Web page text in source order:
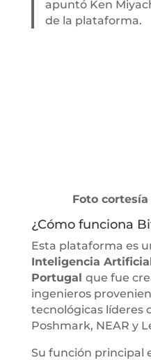
apuntó Ken
de la plataforma.
Foto
¿Cómo funciona
Esta plataforma es
Inteligencia
Portugal que fue
ingenieros
tecnológicas líderes
Poshmark, NEAR y
Su función principal